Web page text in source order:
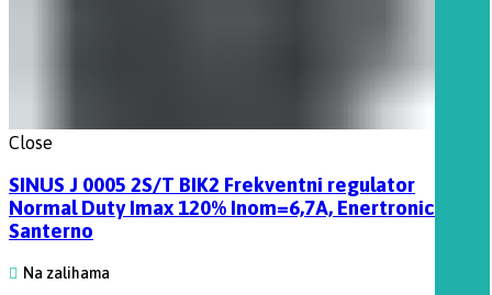
Close
SINUS J 0005 2S/T BIK2 Frekventni regulator
Normal Duty Imax 120% Inom=6,7A, Enertronica
Santerno
Na zalihama